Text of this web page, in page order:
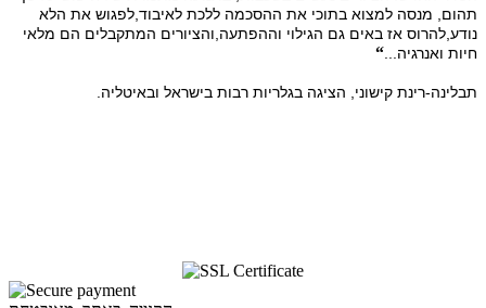
תהום, מנסה למצוא בתוכי את ההסכמה ללכת לאיבוד,לפגוש את הלא
נודע,להרוס אז באים גם הגילוי וההפתעה,והציורים המתקבלים הם מלאי
חיות ואנרגיה...
“
תבלינה-רינת קישוני, הציגה בגלריות רבות בישראל ובאיטליה.